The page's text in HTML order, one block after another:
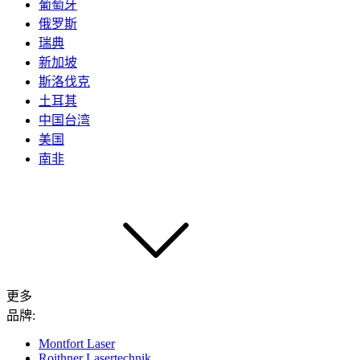
葡萄牙
俄罗斯
瑞典
新加坡
斯洛伐克
土耳其
中国台湾
美国
南非
更多
品牌:
Montfort Laser